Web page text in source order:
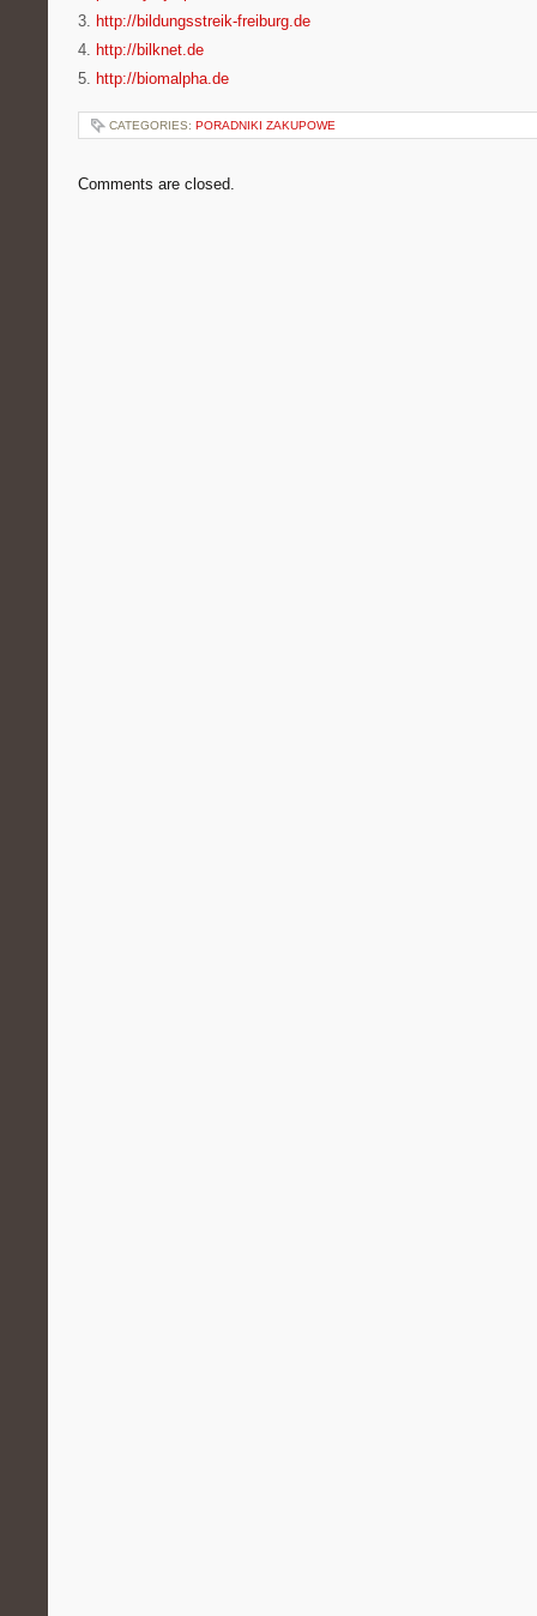
3. http://bildungsstreik-freiburg.de
4. http://bilknet.de
5. http://biomalpha.de
CATEGORIES: PORADNIKI ZAKUPOWE
Comments are closed.